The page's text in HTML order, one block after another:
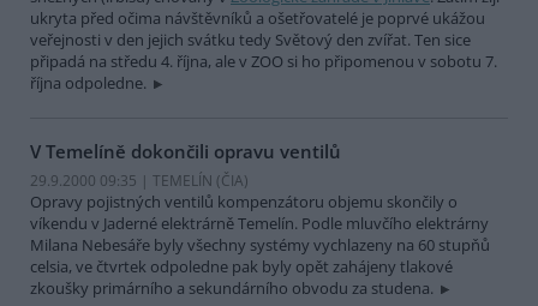
ukryta před očima návštěvníků a ošetřovatelé je poprvé ukážou
veřejnosti v den jejich svátku tedy Světový den zvířat. Ten sice
připadá na středu 4. října, ale v ZOO si ho připomenou v sobotu 7.
října odpoledne.
V Temelíně dokončili opravu ventilů
29.9.2000 09:35 | TEMELÍN (ČIA)
Opravy pojistných ventilů kompenzátoru objemu skončily o
víkendu v Jaderné elektrárně Temelín. Podle mluvčího elektrárny
Milana Nebesáře byly všechny systémy vychlazeny na 60 stupňů
celsia, ve čtvrtek odpoledne pak byly opět zahájeny tlakové
zkoušky primárního a sekundárního obvodu za studena.